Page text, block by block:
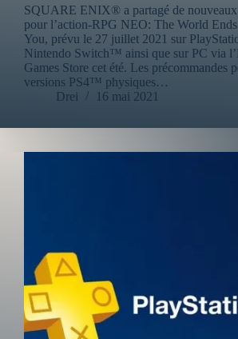
SQUARE ENIX® a partagé de nouveaux
pour l’action-RPG NEO: The World
You, prévu le 27 juillet 2021 sur
Nintendo Switch™ ainsi que sur PC via
Games Store cet été. Les précommandes
versions PS4™ physiques…
Drei
16 mai 2021